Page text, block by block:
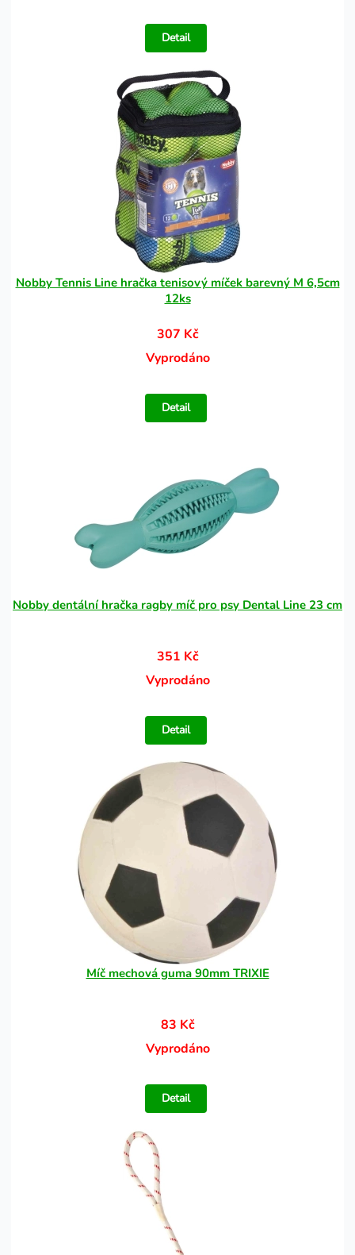
Detail
Nobby Tennis Line hračka tenisový míček barevný M 6,5cm
12ks
307 Kč
Vyprodáno
Detail
Nobby dentální hračka ragby míč pro psy Dental Line 23 cm
351 Kč
Vyprodáno
Detail
Míč mechová guma 90mm TRIXIE
83 Kč
Vyprodáno
Detail